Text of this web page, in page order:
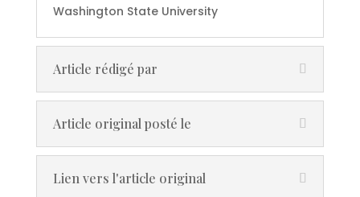
Washington State University
Article rédigé par
Article original posté le
Lien vers l'article original